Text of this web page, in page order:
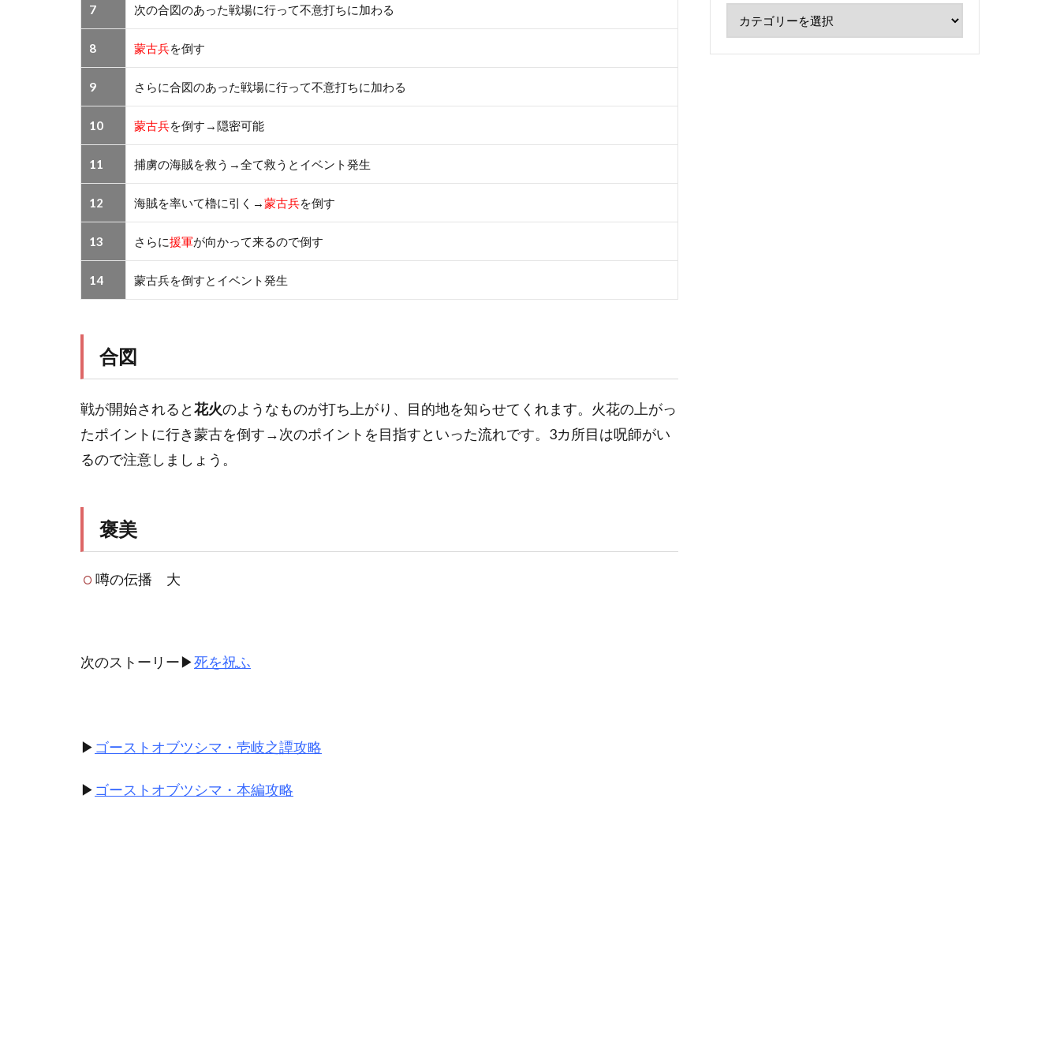
7 次の合図のあった戦場に行って不意打ちに加わる
8 蒙古兵を倒す
9 さらに合図のあった戦場に行って不意打ちに加わる
10 蒙古兵を倒す→隠密可能
11 捕虜の海賊を救う→全て救うとイベント発生
12 海賊を率いて櫓に引く→蒙古兵を倒す
13 さらに援軍が向かって来るので倒す
14 蒙古兵を倒すとイベント発生
合図
戦が開始されると花火のようなものが打ち上がり、目的地を知らせてくれます。火花の上がっ
たポイントに行き蒙古を倒す→次のポイントを目指すといった流れです。3カ所目は呪師がい
るので注意しましょう。
褒美
噂の伝播 大
次のストーリー▶死を祝ふ
▶ ゴーストオブツシマ・壱岐之譚攻略
▶ ゴーストオブツシマ・本編攻略